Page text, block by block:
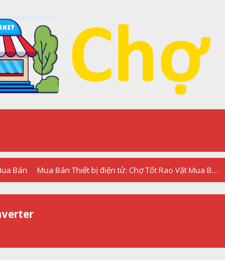
Bán Mua Bán Thiết bị điện tử: Chợ Tốt Rao Vặt Mua Bán